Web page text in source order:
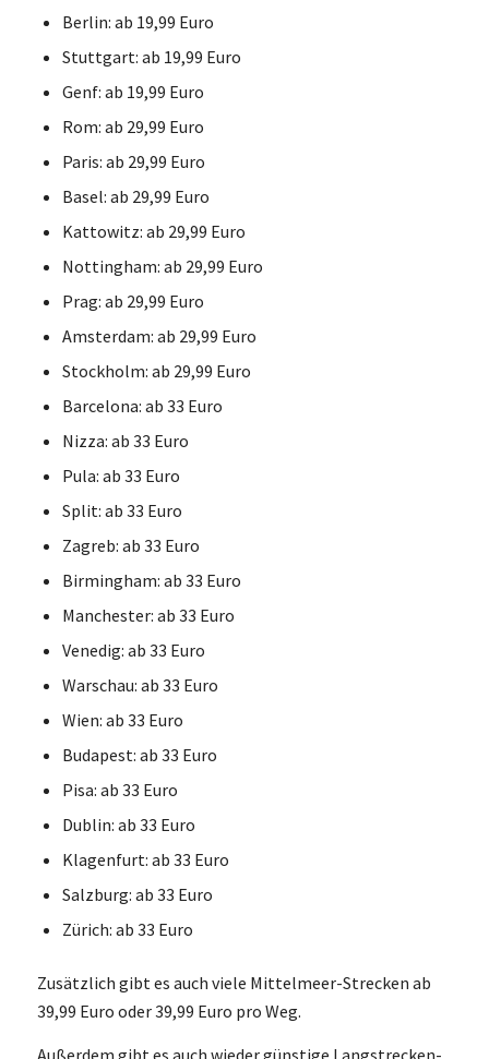
Berlin: ab 19,99 Euro
Stuttgart: ab 19,99 Euro
Genf: ab 19,99 Euro
Rom: ab 29,99 Euro
Paris: ab 29,99 Euro
Basel: ab 29,99 Euro
Kattowitz: ab 29,99 Euro
Nottingham: ab 29,99 Euro
Prag: ab 29,99 Euro
Amsterdam: ab 29,99 Euro
Stockholm: ab 29,99 Euro
Barcelona: ab 33 Euro
Nizza: ab 33 Euro
Pula: ab 33 Euro
Split: ab 33 Euro
Zagreb: ab 33 Euro
Birmingham: ab 33 Euro
Manchester: ab 33 Euro
Venedig: ab 33 Euro
Warschau: ab 33 Euro
Wien: ab 33 Euro
Budapest: ab 33 Euro
Pisa: ab 33 Euro
Dublin: ab 33 Euro
Klagenfurt: ab 33 Euro
Salzburg: ab 33 Euro
Zürich: ab 33 Euro
Zusätzlich gibt es auch viele Mittelmeer-Strecken ab
39,99 Euro oder 39,99 Euro pro Weg.
Außerdem gibt es auch wieder günstige Langstrecken-